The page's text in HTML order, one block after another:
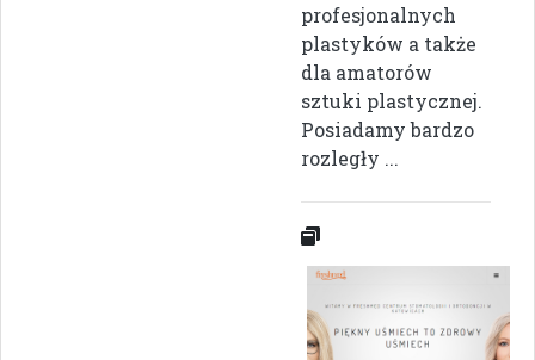
profesjonalnych
plastyków a także
dla amatorów
sztuki plastycznej.
Posiadamy bardzo
rozległy ...